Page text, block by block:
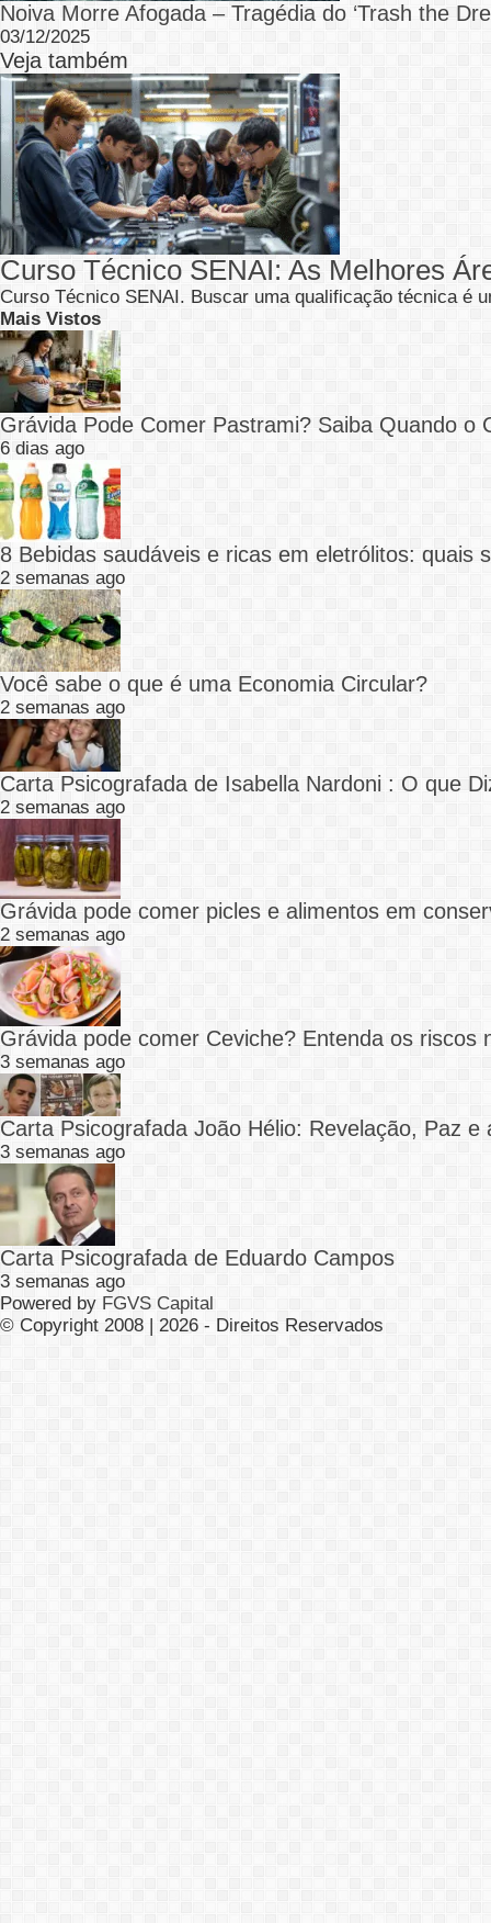
Noiva Morre Afogada – Tragédia do ‘Trash the
03/12/2025
Veja também
Curso Técnico SENAI: As Melhores
Curso Técnico SENAI. Buscar uma qualificação técnica é
Mais Vistos
Grávida Pode Comer Pastrami? Saiba Quando o
6 dias ago
8 Bebidas saudáveis e ricas em eletrólitos: quais
2 semanas ago
Você sabe o que é uma Economia Circular?
2 semanas ago
Carta Psicografada de Isabella Nardoni : O que
2 semanas ago
Grávida pode comer picles e alimentos em
2 semanas ago
Grávida pode comer Ceviche? Entenda os riscos
3 semanas ago
Carta Psicografada João Hélio: Revelação, Paz e
3 semanas ago
Carta Psicografada de Eduardo Campos
3 semanas ago
Powered by FGVS Capital
© Copyright 2008 | 2026 - Direitos Reservados